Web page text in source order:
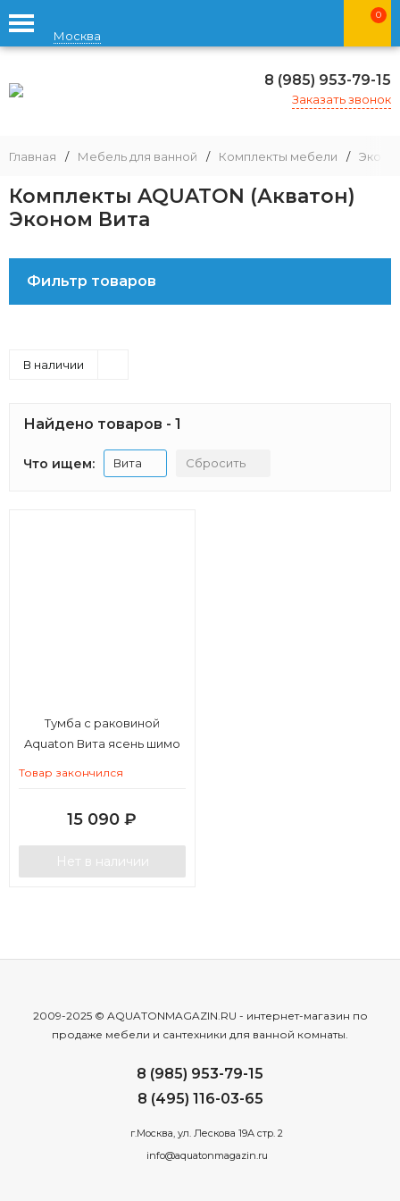
Москва
0
8 (985) 953-79-15
Заказать звонок
Главная / Мебель для ванной / Комплекты мебели /
Комплекты AQUATON (Акватон)
Эконом Вита
Фильтр товаров
В наличии
Найдено товаров - 1
Что ищем: Вита Сбросить
Тумба с раковиной
Aquaton Вита ясень шимо
Товар закончился
15 090 ₽
Нет в наличии
2009-2025 © AQUATONMAGAZIN.RU - интернет-магазин по
продаже мебели и сантехники для ванной комнаты.
8 (985) 953-79-15
8 (495) 116-03-65
г.Москва, ул. Лескова 19А стр. 2
info@aquatonmagazin.ru